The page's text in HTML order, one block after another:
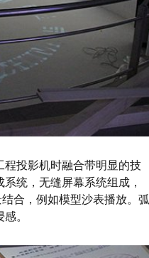
投影机时融合带明显的技
统，无缝屏幕系统组成，
合，例如模型沙表播放。弧
。